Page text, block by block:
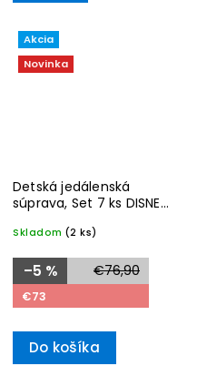
Akcia
Novinka
Detská jedálenská
súprava, Set 7 ks DISNEY
Skladom (2 ks)
€76,90
–5 %
€73
Do košíka